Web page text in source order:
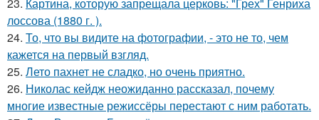
лоссова (1880 г. ).
24. То, что вы видите на фотографии, - это не то, чем
кажется на первый взгляд.
25. Лето пахнет не сладко, но очень приятно.
26. Николас кейдж неожиданно рассказал, почему
многие известные режиссёры перестают с ним работать.